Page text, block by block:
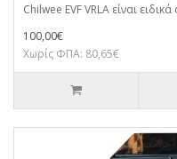
Chilwee EVF VRLA είναι
100,00€
Χωρίς ΦΠΑ: 80,65€